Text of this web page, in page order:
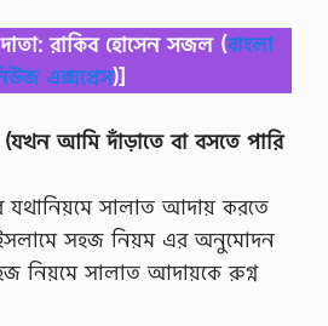
দাতা: রাকিব হোসেন সজল (বাংলা
এক্সপ্রেস)]
আমি দাঁড়াতে বা বসতে পারি
যথানিয়মে সালাত আদায় করতে
সহজ নিয়ম এর অনুমোদন
নিয়মে সালাত আদায়কে রুগ্ন